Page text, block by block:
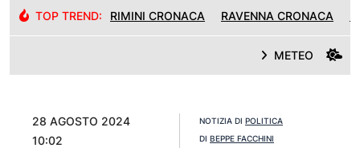
TOP TREND: RIMINI CRONACA RAVENNA CRONACA
METEO
28 AGOSTO 2024
10:02
NOTIZIA DI POLITICA
DI BEPPE FACCHINI